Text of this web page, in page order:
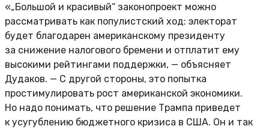
«„Большой и красивый“ законопроект можно
рассматривать как популистский ход: электорат
будет благодарен американскому президенту
за снижение налогового бремени и отплатит ему
высокими рейтингами поддержки, — объясняет
Дудаков. — С другой стороны, это попытка
простимулировать рост американской экономики.
Но надо понимать, что решение Трампа приведет
к усугублению бюджетного кризиса в США. Он и так